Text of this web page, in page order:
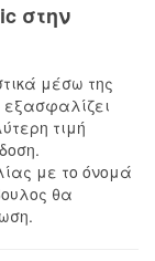
στην
μέσω της
εξασφαλίζει
τιμή
με το όνομά
θα